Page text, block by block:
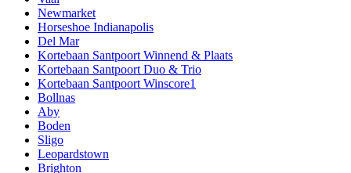
Newmarket
Horseshoe Indianapolis
Del Mar
Kortebaan Santpoort Winnend & Plaats
Kortebaan Santpoort Duo & Trio
Kortebaan Santpoort Winscore1
Bollnas
Aby
Boden
Sligo
Leopardstown
Brighton